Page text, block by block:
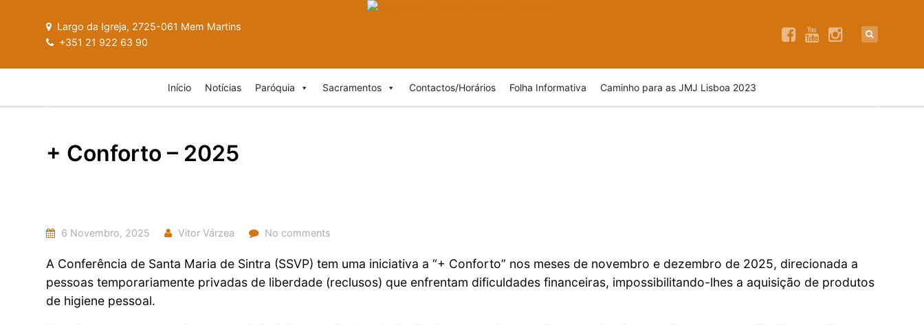
Largo da Igreja, 2725-061 Mem Martins
+351 21 922 63 90
Início Notícias Paróquia Sacramentos Contactos/Horários Folha Informativa Caminho para as JMJ Lisboa 2023
+ Conforto – 2025
6 Novembro, 2025 Vitor Várzea No comments
A Conferência de Santa Maria de Sintra (SSVP) tem uma iniciativa a “+ Conforto” nos meses de novembro e dezembro de 2025, direcionada a
pessoas temporariamente privadas de liberdade (reclusos) que enfrentam dificuldades financeiras, impossibilitando-lhes a aquisição de produtos
de higiene pessoal.